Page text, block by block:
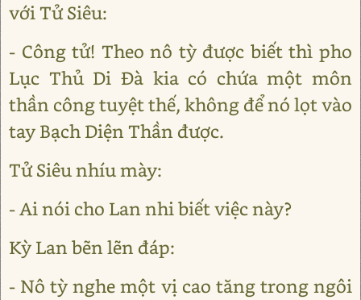
với Tử Siêu:
- Công tử! Theo nô tỳ được biết thì pho
Lục Thủ Di Đà kia có chứa một môn
thần công tuyệt thế, không để nó lọt vào
tay Bạch Diện Thần được.
Tử Siêu nhíu mày:
- Ai nói cho Lan nhi biết việc này?
Kỳ Lan bẽn lẽn đáp:
- Nô tỳ nghe một vị cao tăng trong ngôi